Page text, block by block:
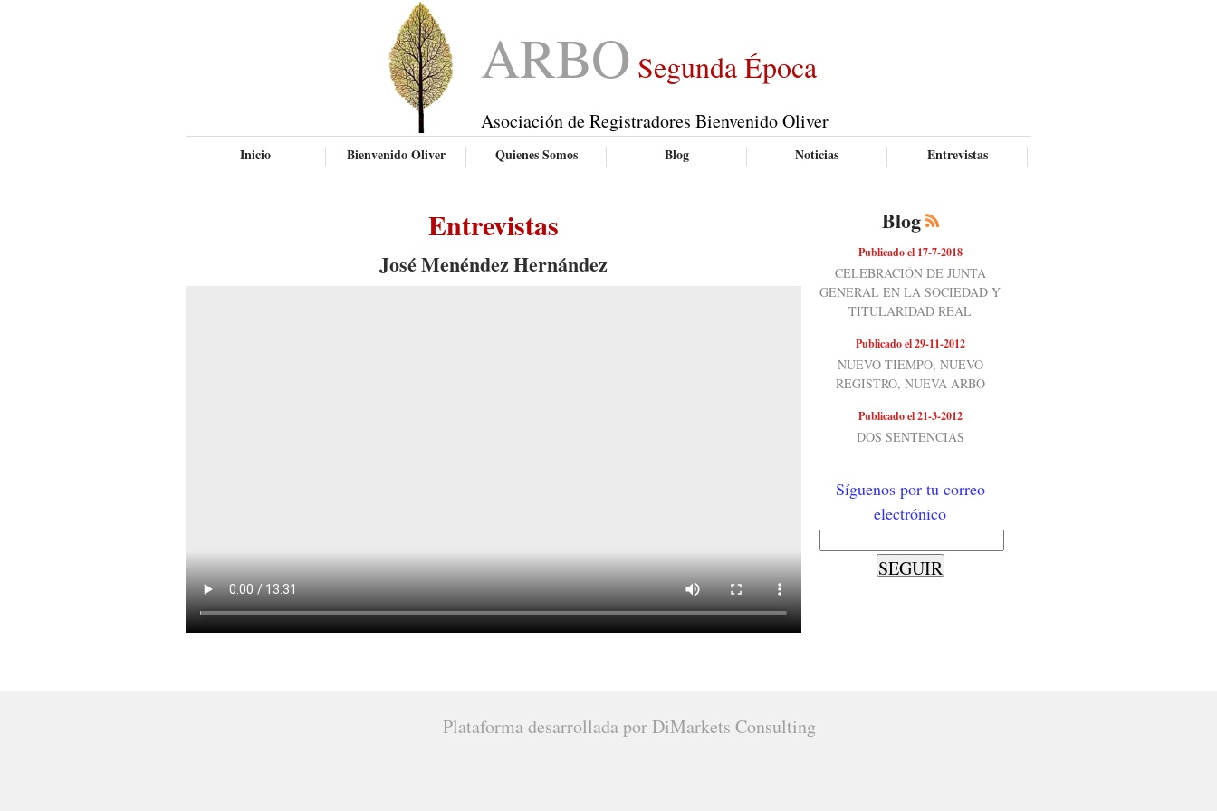
ARBO Segunda Época
Asociación de Registradores Bienvenido Oliver
Inicio Bienvenido Oliver Quienes Somos Blog Noticias Entrevistas
Entrevistas
José Menéndez Hernández
Blog
Publicado el 17-7-2018
CELEBRACIÓN DE JUNTA
GENERAL EN LA SOCIEDAD Y
TITULARIDAD REAL
Publicado el 29-11-2012
NUEVO TIEMPO, NUEVO
REGISTRO, NUEVA ARBO
Publicado el 21-3-2012
DOS SENTENCIAS
Síguenos por tu correo
electrónico
Plataforma desarrollada por DiMarkets Consulting